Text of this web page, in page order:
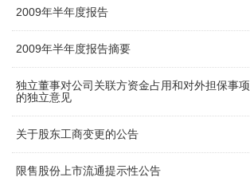
2009年半年度报告
2009年半年度报告摘要
独立董事对公司关联方资金占用和对外担保事项
的独立意见
关于股东工商变更的公告
限售股份上市流通提示性公告